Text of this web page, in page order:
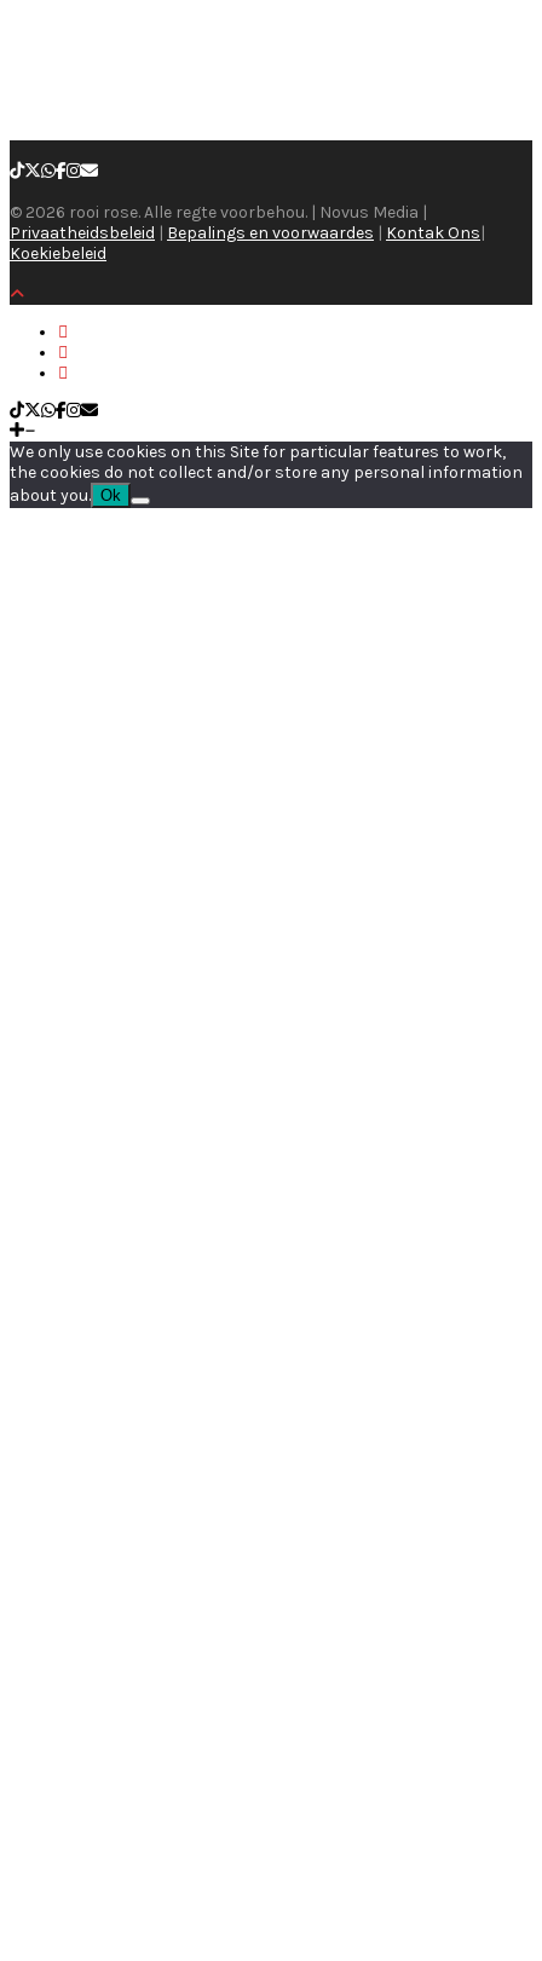
© 2026 rooi rose. Alle regte voorbehou. | Novus Media |
Privaatheidsbeleid | Bepalings en voorwaardes | Kontak Ons|
Koekiebeleid
We only use cookies on this Site for particular features to work,
the cookies do not collect and/or store any personal information
about you. Ok